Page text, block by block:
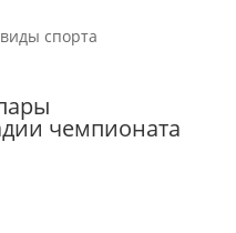
спорта
чемпионата